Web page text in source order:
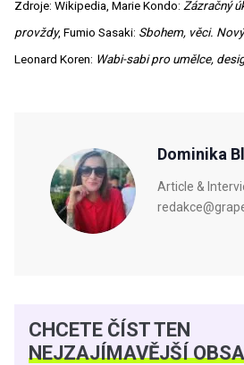
Zdroje: Wikipedia, Marie Kondo: Zázračný
provždy, Fumio Sasaki: Sbohem, věci.
Leonard Koren: Wabi-sabi pro umělce,
Dominika
Article &
CHCETE ČÍST TEN
NEJZAJÍMAVĚJŠÍ